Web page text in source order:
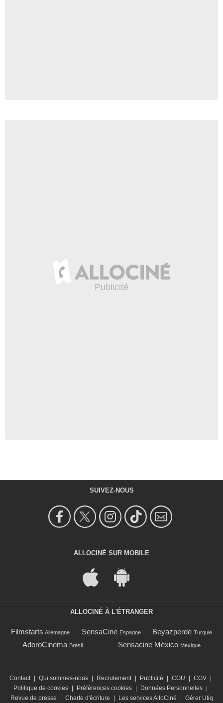
SUIVEZ-NOUS
ALLOCINÉ SUR MOBILE
ALLOCINÉ À L'ÉTRANGER
Filmstarts Allemagne SensaCine Espagne Beyazperde Turquie
AdoroCinema Brésil Sensacine México Mexique
Contact Qui sommes-nous Recrutement Publicité CGU CGV
Politique de cookies
Préférences cookies Données Personnelles
Revue de presse
Charte d'écriture Les services AlloCiné Gérer Utiq